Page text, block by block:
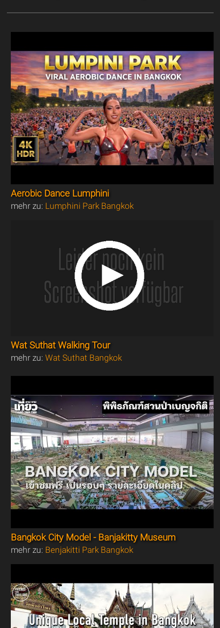
Aerobic Dance Lumphini
mehr zu: Lumphini Park Bangkok
Wat Suthat Walking Tour
mehr zu:Wat Suthat Bangkok
Bangkok City Model - Banjakitty Museum
mehr zu: Benjakitti Park Bangkok